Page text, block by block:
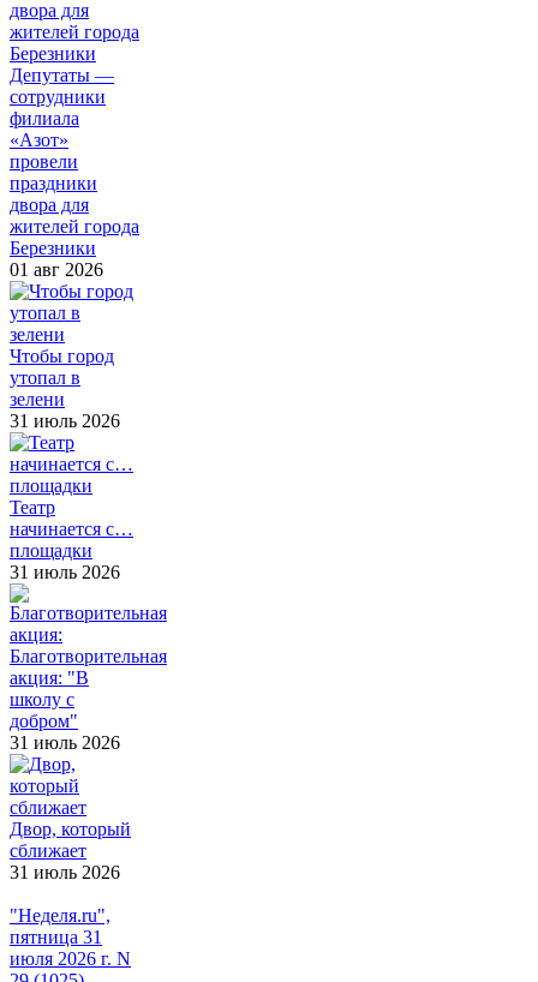
Депутаты —
сотрудники
филиала
«Азот»
провели
праздники
двора для
жителей города
Березники
01 авг 2026
Чтобы город
утопал в
зелени
31 июль 2026
Театр
начинается с…
площадки
31 июль 2026
Благотворительная
акция: "В
школу с
добром"
31 июль 2026
Двор, который
сближает
31 июль 2026
"Неделя.ru",
пятница 31
июля 2026 г. N